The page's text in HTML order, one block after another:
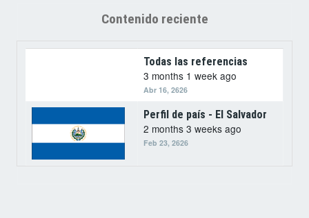
Contenido reciente
Todas las referencias
3 months 1 week ago
Abr 16, 2626
Perfil de país - El Salvador
2 months 3 weeks ago
Feb 23, 2626